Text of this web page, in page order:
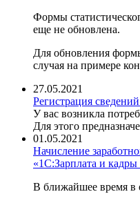
Формы
еще не обновлена.
Для обновления
случая на примере
27.05.2021
Регистрация
У вас возникла
Для этого
01.05.2021
Начисление
«1С:Зарплата и
В ближайшее время в